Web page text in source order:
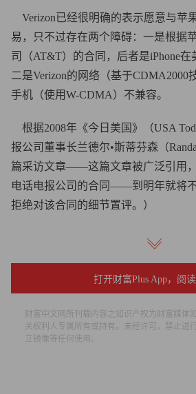
Verizon已经很明确的表示愿意与苹
易，只不过存在两个障碍：一是根据
司（AT&T）的合同，后者是iPhone在
二是Verizon的网络（基于CDMA2000
手机（使用W-CDMA）不兼容。
根据2008年《今日美国》（USA
报公司董事长兰德尔•斯蒂芬森（
篇采访文章——这篇文章被广泛引用
电话电报公司的合同——到明年就将
拒绝对该合同的细节置评。）
假如苹果打造一款与美国电话电报公
言。其消息来源是傲天全球（OTR
告，该报告援引苹果台湾供应链中未
打开财富Plus App，阅
财富中文网所刊载内容之知识产权为财富媒体
关权利人专属所有或持有。未经许可，禁止进
立镜像等任何使用。